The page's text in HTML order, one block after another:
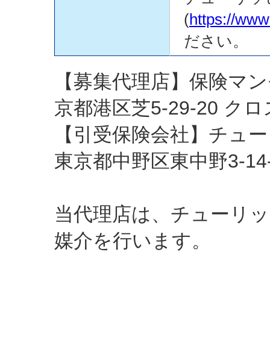
(https://
ださい。
【募集代理店】保険マ
京都港区芝5-29-20 ク
【引受保険会社】チュ
東京都中野区東中野3-
当代理店は、チューリ
媒介を行います。